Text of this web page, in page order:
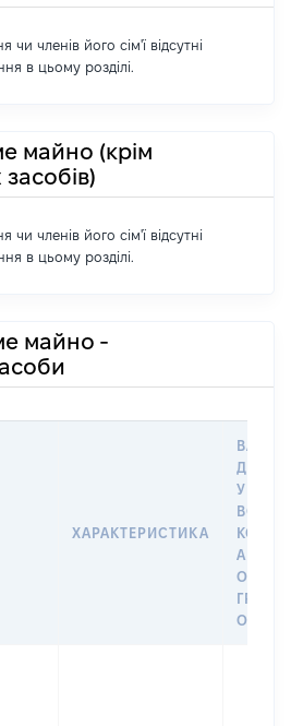
чи членів його сім'ї відсутні
в цьому розділі.
майно (крім
чи членів його сім'ї відсутні
в цьому розділі.
майно -
ХАРАКТЕРИСТИКА
ДАТУ
У
АБО